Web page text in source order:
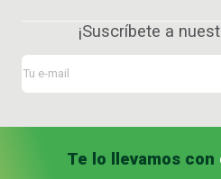
¡Suscríbete a
Te lo llevamos con